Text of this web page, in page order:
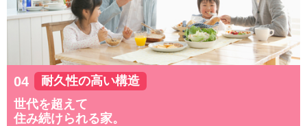
耐久性の高い構造
世代を超えて
住み続けられる家。